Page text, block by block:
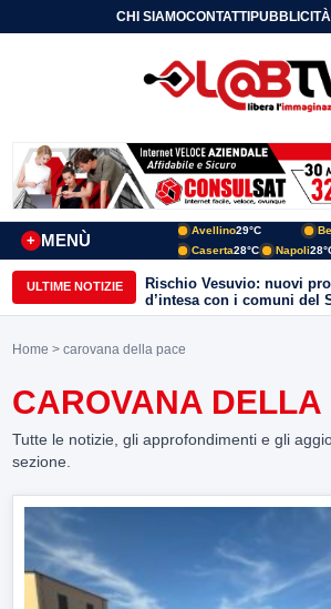
CHI SIAMOCONTATTIPUBBLICITÀ
MENÙ
+
Avellino29°C
Caserta28°C Napoli
ULTIME NOTIZIE
Rischio Vesuvio: nuovi
d’intesa con i comuni del
firmato il protocollo con
Home > carovana della pace
CAROVANA DELLA
Tutte le notizie, gli approfondimenti e gli
sezione.